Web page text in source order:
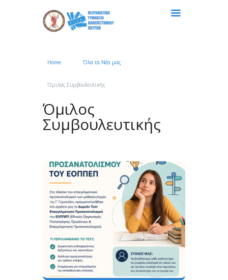
Home Όλα τα Νέα μας
Όμιλος Συμβουλευτικής
Όμιλος
Συμβουλευτικής